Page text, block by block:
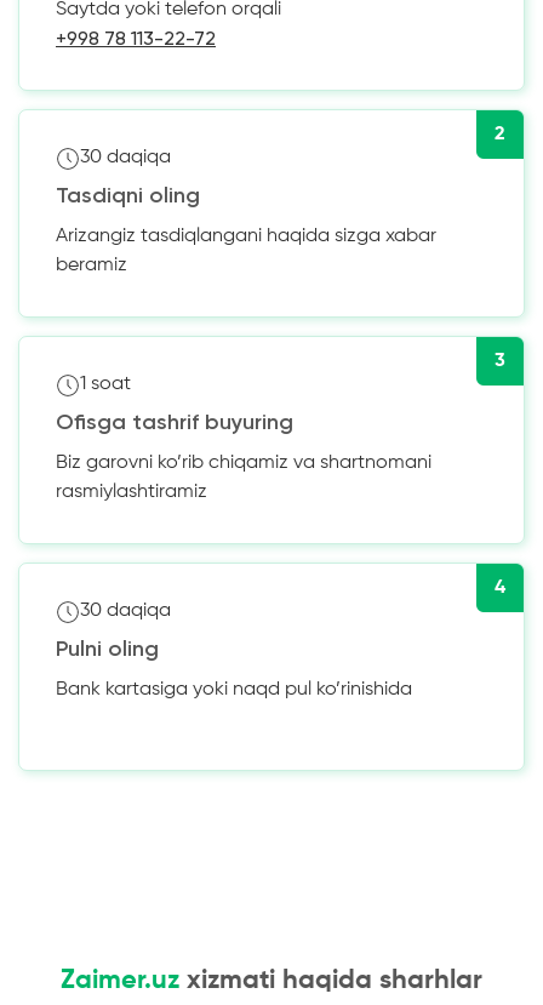
Saytda yoki telefon orqali
+998 78 113-22-72
2
30 daqiqa
Tasdiqni oling
Arizangiz tasdiqlangani haqida sizga xabar
beramiz
3
1 soat
Ofisga tashrif buyuring
Biz garovni ko’rib chiqamiz va shartnomani
rasmiylashtiramiz
4
30 daqiqa
Pulni oling
Bank kartasiga yoki naqd pul ko’rinishida
Zaimer.uz xizmati haqida sharhlar